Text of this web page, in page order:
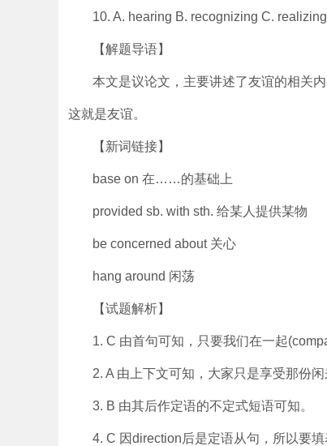
10. A. hearing B. recognizing C.
【解题导语】
本文是议论文，主要讲述了友谊的相关
这就是友谊。
【新词链接】
base on 在……的基础上
provided sb. with sth. 给某人提供某物
be concerned about 关心
hang around 闲荡
【试题解析】
1. C 由首句可知，只要我们在一起
2. A 由上下文可知，大家只是享受那份
3. B 由其后作定语的不定式短语可知。
4. C 因direction后是定语从句，所以要